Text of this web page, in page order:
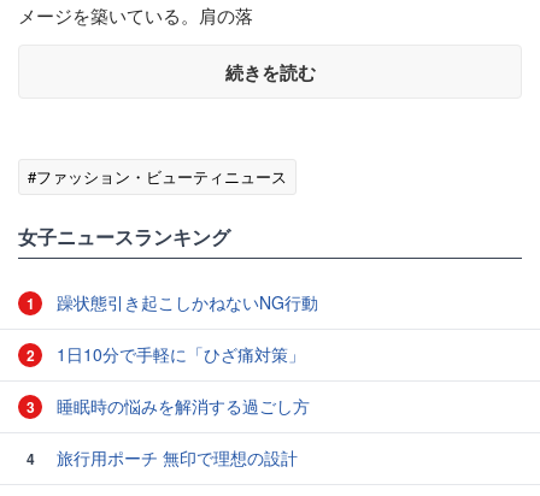
メージを築いている。肩の落
続きを読む
#ファッション・ビューティニュース
女子ニュースランキング
1 躁状態引き起こしかねないNG行動
2 1日10分で手軽に「ひざ痛対策」
3 睡眠時の悩みを解消する過ごし方
4 旅行用ポーチ 無印で理想の設計